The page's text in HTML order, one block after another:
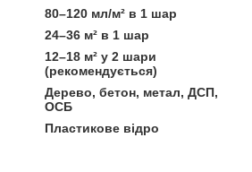
80–120 мл/м² в 1 шар
24–36 м² в 1 шар
12–18 м² у 2 шари
(рекомендується)
Дерево, бетон, метал, ДСП,
ОСБ
Пластикове відро